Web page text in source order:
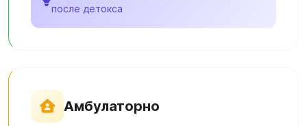
после детокса
Амбулаторно